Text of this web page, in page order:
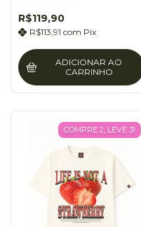
R$119,90
R$113,91 com Pix
ADICIONAR AO
CARRINHO
COMPRE 2, LEVE 3!